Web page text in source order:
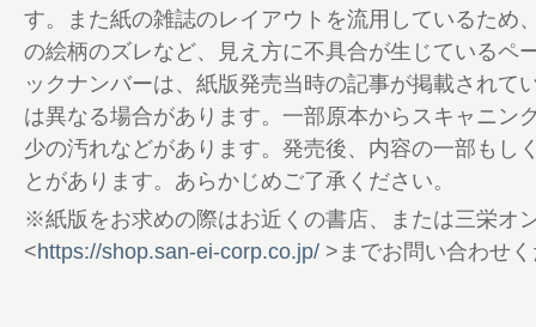
す。また紙の雑誌のレイアウトを流用しているため
の絵柄のズレなど、見え方に不具合が生じているペ
ックナンバーは、紙版発売当時の記事が掲載されて
は異なる場合があります。一部原本からスキャニン
少の汚れなどがあります。発売後、内容の一部もし
とがあります。あらかじめご了承ください。
※紙版をお求めの際はお近くの書店、または三栄オ
<https://shop.san-ei-corp.co.jp/ >までお問い合わせ